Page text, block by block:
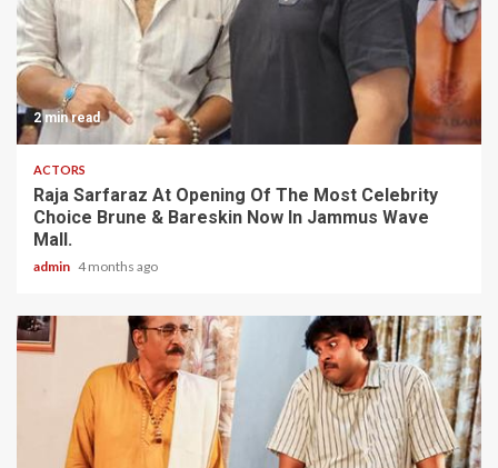
2 min read
ACTORS
Raja Sarfaraz At Opening Of The Most Celebrity
Choice Brune & Bareskin Now In Jammus Wave
Mall.
admin 4 months ago